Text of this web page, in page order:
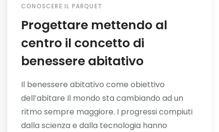
CONOSCERE IL PARQUET
Progettare mettendo al
centro il concetto di
benessere abitativo
Il benessere abitativo come obiettivo
dell’abitare Il mondo sta cambiando ad un
ritmo sempre maggiore. I progressi compiuti
dalla scienza e dalla tecnologia hanno